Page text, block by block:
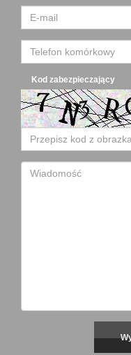
Kod zabezpieczający